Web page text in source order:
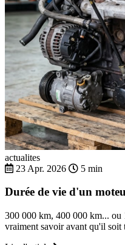
actualites
23 Apr. 2026
5 min
Durée de vie d'un
300 000 km, 400 000 km... ou
vraiment savoir avant qu'il soit